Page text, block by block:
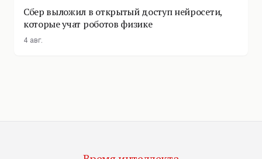
Сбер выложил в открытый доступ нейросети,
которые учат роботов физике
4 авг.